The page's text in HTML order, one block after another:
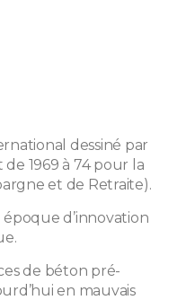
dessiné par
1969 à 74 pour la
et de Retraite).
d’innovation
de béton pré-
en mauvais